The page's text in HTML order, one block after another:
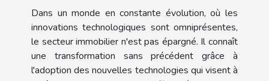
Dans un monde en constante évolution, où les
innovations technologiques sont omniprésentes,
le secteur immobilier n'est pas épargné. Il connaît
une transformation sans précédent grâce à
l'adoption des nouvelles technologies qui visent à